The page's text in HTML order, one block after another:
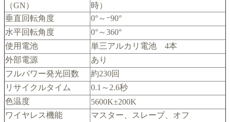
（GN）
時）
垂直回転角度
0°～ｰ90°
水平回転角度
0°～360°
使用電池
単三アルカリ電池 4本
外部電源
あり
フルパワー発光回数
約230回
リサイクルタイム
0.1～2.6秒
色温度
5600K±200K
ワイヤレス機能
マスター、スレーブ、オフ